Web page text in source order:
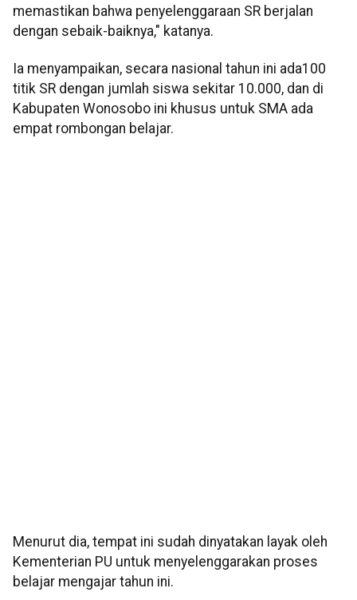
memastikan bahwa penyelenggaraan SR berjalan
dengan sebaik-baiknya," katanya.
Ia menyampaikan, secara nasional tahun ini ada100
titik SR dengan jumlah siswa sekitar 10.000, dan di
Kabupaten Wonosobo ini khusus untuk SMA ada
empat rombongan belajar.
Menurut dia, tempat ini sudah dinyatakan layak oleh
Kementerian PU untuk menyelenggarakan proses
belajar mengajar tahun ini.